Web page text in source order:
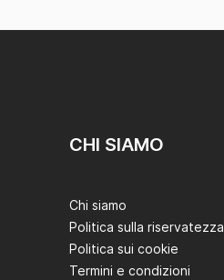
CHI SIAMO
Chi siamo
Politica sulla riservatezza
Politica sui cookie
Termini e condizioni